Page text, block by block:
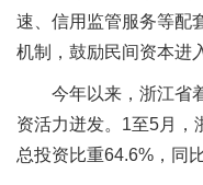
速、信用监管服务等配
机制，鼓励民间资本
今年以来，浙江省
资活力迸发。1至5月，
总投资比重64.6%，同